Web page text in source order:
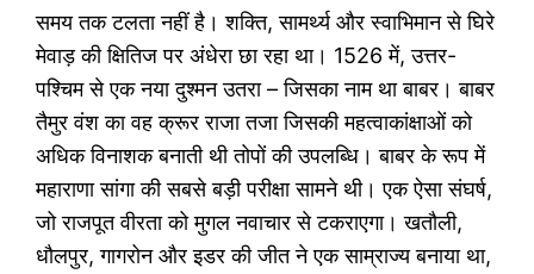
समय तक टलता नहीं है। शक्ति, सामर्थ्य और स्वाभिमान से घिरे
मेवाड़ की क्षितिज पर अंधेरा छा रहा था। 1526 में, उत्तर-
पश्चिम से एक नया दुश्मन उतरा – जिसका नाम था बाबर। बाबर
तैमुर वंश का वह क्रूर राजा तजा जिसकी महत्वाकांक्षाओं को
अधिक विनाशक बनाती थी तोपों की उपलब्धि। बाबर के रूप में
महाराणा सांगा की सबसे बड़ी परीक्षा सामने थी। एक ऐसा संघर्ष,
जो राजपूत वीरता को मुगल नवाचार से टकराएगा। खतौली,
धौलपुर, गागरोन और इडर की जीत ने एक साम्राज्य बनाया था,